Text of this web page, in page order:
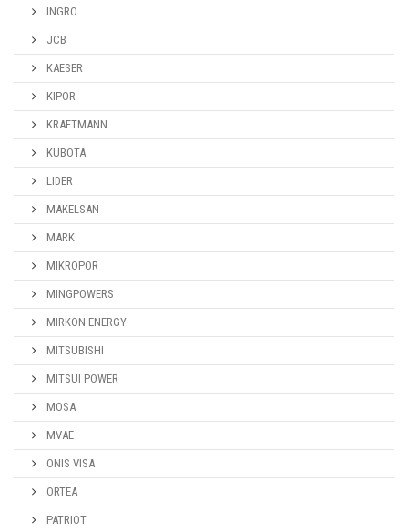
INGRO
JCB
KAESER
KIPOR
KRAFTMANN
KUBOTA
LIDER
MAKELSAN
MARK
MIKROPOR
MINGPOWERS
MIRKON ENERGY
MITSUBISHI
MITSUI POWER
MOSA
MVAE
ONIS VISA
ORTEA
PATRIOT